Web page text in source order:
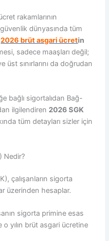
rakamlarının
dünyasında tüm
2026 brüt asgari ücretin
sadece maaşları değil;
sınırlarını da doğrudan
bağlı sigortalıdan Bağ-
ilgilendiren 2026 SGK
tüm detayları sizler için
Nedir?
çalışanların sigorta
üzerinden hesaplar.
sigorta primine esas
o yılın brüt asgari ücretine